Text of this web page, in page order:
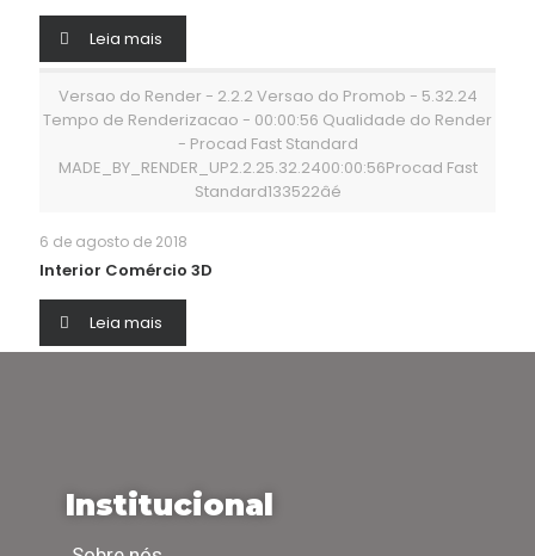
Leia mais
Versao do Render - 2.2.2 Versao do Promob - 5.32.24
Tempo de Renderizacao - 00:00:56 Qualidade do Render
- Procad Fast Standard
MADE_BY_RENDER_UP2.2.25.32.2400:00:56Procad Fast
Standard133522âé
6 de agosto de 2018
Interior Comércio 3D
Leia mais
Institucional